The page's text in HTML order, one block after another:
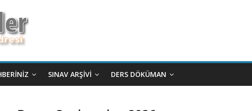
SINAV ARŞIVI DERS DÖKÜMAN